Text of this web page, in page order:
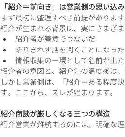
「紹介＝前向き」は営業側の思い込み
まず最初に整理すべき前提があります
紹介が生まれる背景は、実にさまざま
紹介者が善意でつないだ
断りきれず話を聞くことになった
情報収集の一環として名前が出た
紹介者の意図と、紹介先の温度感は
しかし営業側は、「紹介＝ある程度
す。ここから、ズレが始まります。
紹介商談が厳しくなる三つの構造
紹介営業が難航するのには、明確な理